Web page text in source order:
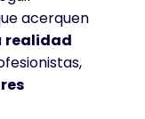
acerquen
realidad